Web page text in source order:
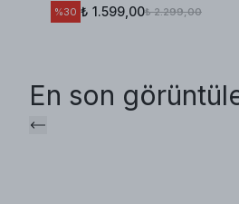
%30 ₺ 1.599,00₺ 2.299,00
En son